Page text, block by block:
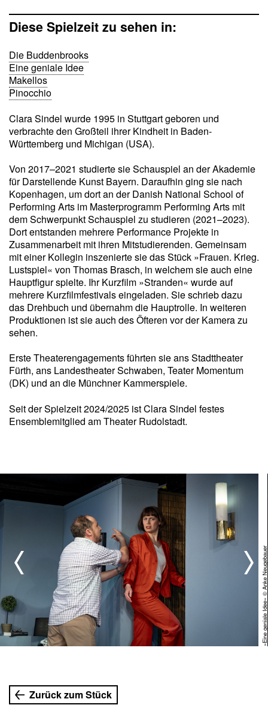
Diese Spielzeit zu sehen in:
Die Buddenbrooks
Eine geniale Idee
Makellos
Pinocchio
Clara Sindel wurde 1995 in Stuttgart geboren und
verbrachte den Großteil ihrer Kindheit in Baden-
Württemberg und Michigan (USA).
Von 2017–2021 studierte sie Schauspiel an der Akademie
für Darstellende Kunst Bayern. Daraufhin ging sie nach
Kopenhagen, um dort an der Danish National School of
Performing Arts im Masterprogramm Performing Arts mit
dem Schwerpunkt Schauspiel zu studieren (2021–2023).
Dort entstanden mehrere Performance Projekte in
Zusammenarbeit mit ihren Mitstudierenden. Gemeinsam
mit einer Kollegin inszenierte sie das Stück »Frauen. Krieg.
Lustspiel« von Thomas Brasch, in welchem sie auch eine
Hauptfigur spielte. Ihr Kurzfilm »Stranden« wurde auf
mehrere Kurzfilmfestivals eingeladen. Sie schrieb dazu
das Drehbuch und übernahm die Hauptrolle. In weiteren
Produktionen ist sie auch des Öfteren vor der Kamera zu
sehen.
Erste Theaterengagements führten sie ans Stadttheater
Fürth, ans Landestheater Schwaben, Teater Momentum
(DK) und an die Münchner Kammerspiele.
Seit der Spielzeit 2024/2025 ist Clara Sindel festes
Ensemblemitglied am Theater Rudolstadt.
»Eine geniale Idee« © Anke Neugebauer
Zurück zum Stück